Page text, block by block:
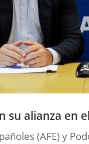
su alianza
(AFE) y